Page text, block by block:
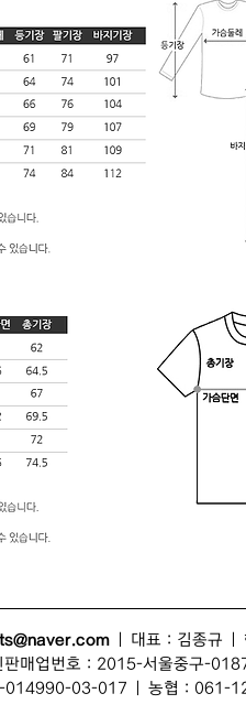
| 대표 : 김종규 |
매업번호 : 2015-서울중구-
03-017 | 농협 : 061-